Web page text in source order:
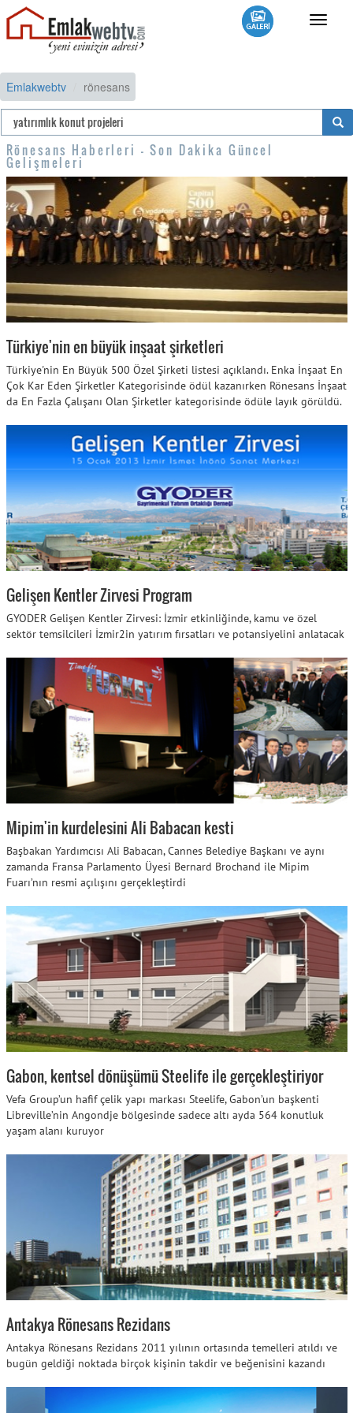
Toggle
Emlakwebtv rönesans
Rönesans Haberleri - Son Dakika Güncel
Gelişmeleri
Türkiye'nin en büyük inşaat şirketleri
Türkiye'nin En Büyük 500 Özel Şirketi listesi açıklandı. Enka İnşaat En
Çok Kar Eden Şirketler Kategorisinde ödül kazanırken Rönesans İnşaat
da En Fazla Çalışanı Olan Şirketler kategorisinde ödüle layık görüldü.
Gelişen Kentler Zirvesi Program
GYODER Gelişen Kentler Zirvesi: İzmir etkinliğinde, kamu ve özel
sektör temsilcileri İzmir2in yatırım fırsatları ve potansiyelini anlatacak
Mipim'in kurdelesini Ali Babacan kesti
Başbakan Yardımcısı Ali Babacan, Cannes Belediye Başkanı ve aynı
zamanda Fransa Parlamento Üyesi Bernard Brochand ile Mipim
Fuarı’nın resmi açılışını gerçekleştirdi
Gabon, kentsel dönüşümü Steelife ile gerçekleştiriyor
Vefa Group’un hafif çelik yapı markası Steelife, Gabon’un başkenti
Libreville’nin Angondje bölgesinde sadece altı ayda 564 konutluk
yaşam alanı kuruyor
Antakya Rönesans Rezidans
Antakya Rönesans Rezidans 2011 yılının ortasında temelleri atıldı ve
bugün geldiği noktada birçok kişinin takdir ve beğenisini kazandı